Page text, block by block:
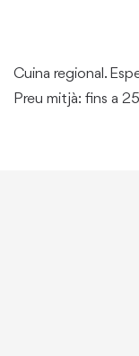
Cuina regional.
Preu mitjà: fins a